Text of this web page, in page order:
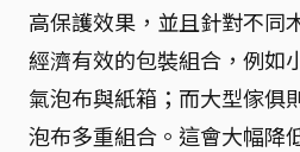
高保護效果，並且針對不同
經濟有效的包裝組合，例如
氣泡布與紙箱；而大型傢俱
泡布多重組合。這會大幅降